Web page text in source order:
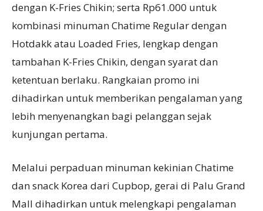
dengan K-Fries Chikin; serta Rp61.000 untuk
kombinasi minuman Chatime Regular dengan
Hotdakk atau Loaded Fries, lengkap dengan
tambahan K-Fries Chikin, dengan syarat dan
ketentuan berlaku. Rangkaian promo ini
dihadirkan untuk memberikan pengalaman yang
lebih menyenangkan bagi pelanggan sejak
kunjungan pertama.
Melalui perpaduan minuman kekinian Chatime
dan snack Korea dari Cupbop, gerai di Palu Grand
Mall dihadirkan untuk melengkapi pengalaman